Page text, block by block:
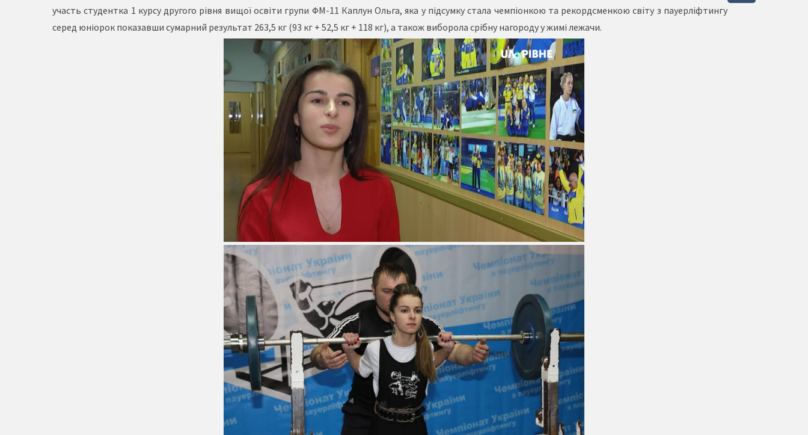
участь студентка 1 курсу другого рівня вищої освіти групи ФМ-11 Каплун Ольга, яка у підсумку стала чемпіонкою та рекордсменкою світу з пауерліфтингу
серед юніорок показавши сумарний результат 263,5 кг (93 кг + 52,5 кг + 118 кг), а також виборола срібну нагороду у жимі лежачи.